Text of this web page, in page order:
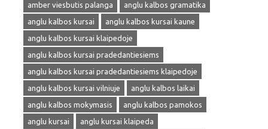
amber viesbutis palanga
anglu kalbos gramatika
anglu kalbos kursai
anglu kalbos kursai kaune
anglu kalbos kursai klaipedoje
anglu kalbos kursai pradedantiesiems
anglu kalbos kursai pradedantiesiems klaipedoje
anglu kalbos kursai vilniuje
anglu kalbos laikai
anglu kalbos mokymasis
anglu kalbos pamokos
anglu kursai
anglu kursai klaipeda